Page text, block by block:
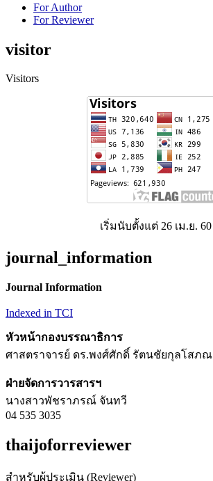
For Author
For Reviewer
visitor
Visitors
เริ่มนับตั้งแต่ 26 เม.ย. 60
journal_information
Journal Information
Indexed in TCI
หัวหน้ากองบรรณาธิการ
ศาสตราจารย์ ดร.พงศ์ศักดิ์ รัตนชัยกุลโสภณ
ฝ่ายจัดการวารสารฯ
นางสาวพัชราภรณ์ จันทวี
04 535 3035
thaijoforreviewer
สำหรับผู้ประเมิน (Reviewer)